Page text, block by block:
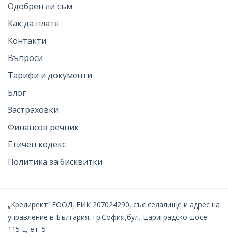
Одобрен ли съм
Как да платя
Контакти
Въпроси
Тарифи и документи
Блог
Застраховки
Финансов речник
Етичен кодекс
Политика за бисквитки
„Кредирект“ ЕООД, ЕИК 207024290, със седалище и адрес на
управление в България, гр.София,бул. Цариградско шосе
115 Е, ет. 5